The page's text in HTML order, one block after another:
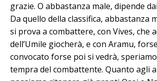
grazie. O abbastanza male, dipende
Da quello della classifica, abbastanza
si prova a combattere, con Vives, che
dell’Umile giocherà, e con Aramu,
convocato forse poi si vedrà,
tempra del combattente. Quanto agli